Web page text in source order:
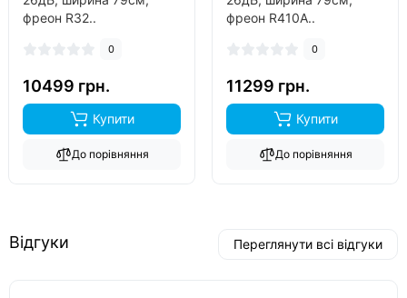
фреон R32..
0
10499 грн.
Купити
До порівняння
фреон R410A..
0
11299 грн.
Купити
До порівняння
Відгуки Переглянути всі відгуки